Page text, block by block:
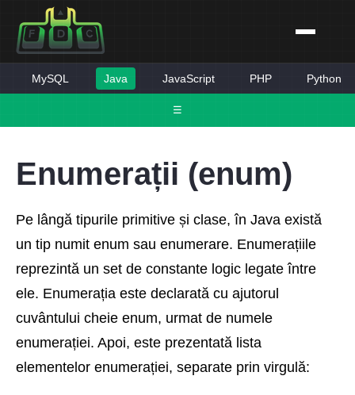
☰
MySQL Java JavaScript PHP Python
Enumerații (enum)
Pe lângă tipurile primitive și clase, în Java există
un tip numit enum sau enumerare. Enumerațiile
reprezintă un set de constante logic legate între
ele. Enumerația este declarată cu ajutorul
cuvântului cheie enum, urmat de numele
enumerației. Apoi, este prezentată lista
elementelor enumerației, separate prin virgulă: